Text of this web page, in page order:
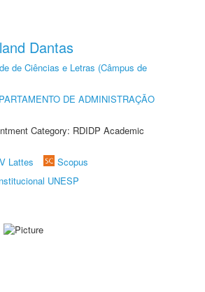
Dantas
de Ciências e Letras (Câmpus de
DE ADMINISTRAÇÃO
Category: RDIDP Academic
Lattes
Scopus
UNESP